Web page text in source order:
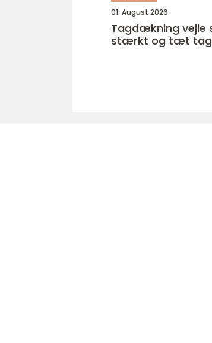
01. August 2026
Tagdækning vejle sådan får du et
stærkt og tæt tag